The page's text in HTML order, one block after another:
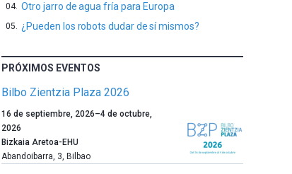
Otro jarro de agua fría para Europa
¿Pueden los robots dudar de sí mismos?
PRÓXIMOS EVENTOS
Bilbo Zientzia Plaza 2026
Un
año
más,
Bilbao
16 de septiembre, 2026–4 de octubre,
2026
Bizkaia Aretoa-EHU
Abandoibarra, 3, Bilbao